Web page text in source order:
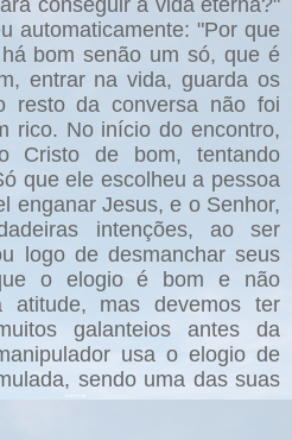
automaticamente: "Por que
bom senão um só, que é
entrar na vida, guarda os
resto da conversa não foi
rico. No início do encontro,
Cristo de bom, tentando
que ele escolheu a pessoa
enganar Jesus, e o Senhor,
intenções, ao ser
logo de desmanchar seus
o elogio é bom e não
atitude, mas devemos ter
galanteios antes da
usa o elogio de
sendo uma das suas